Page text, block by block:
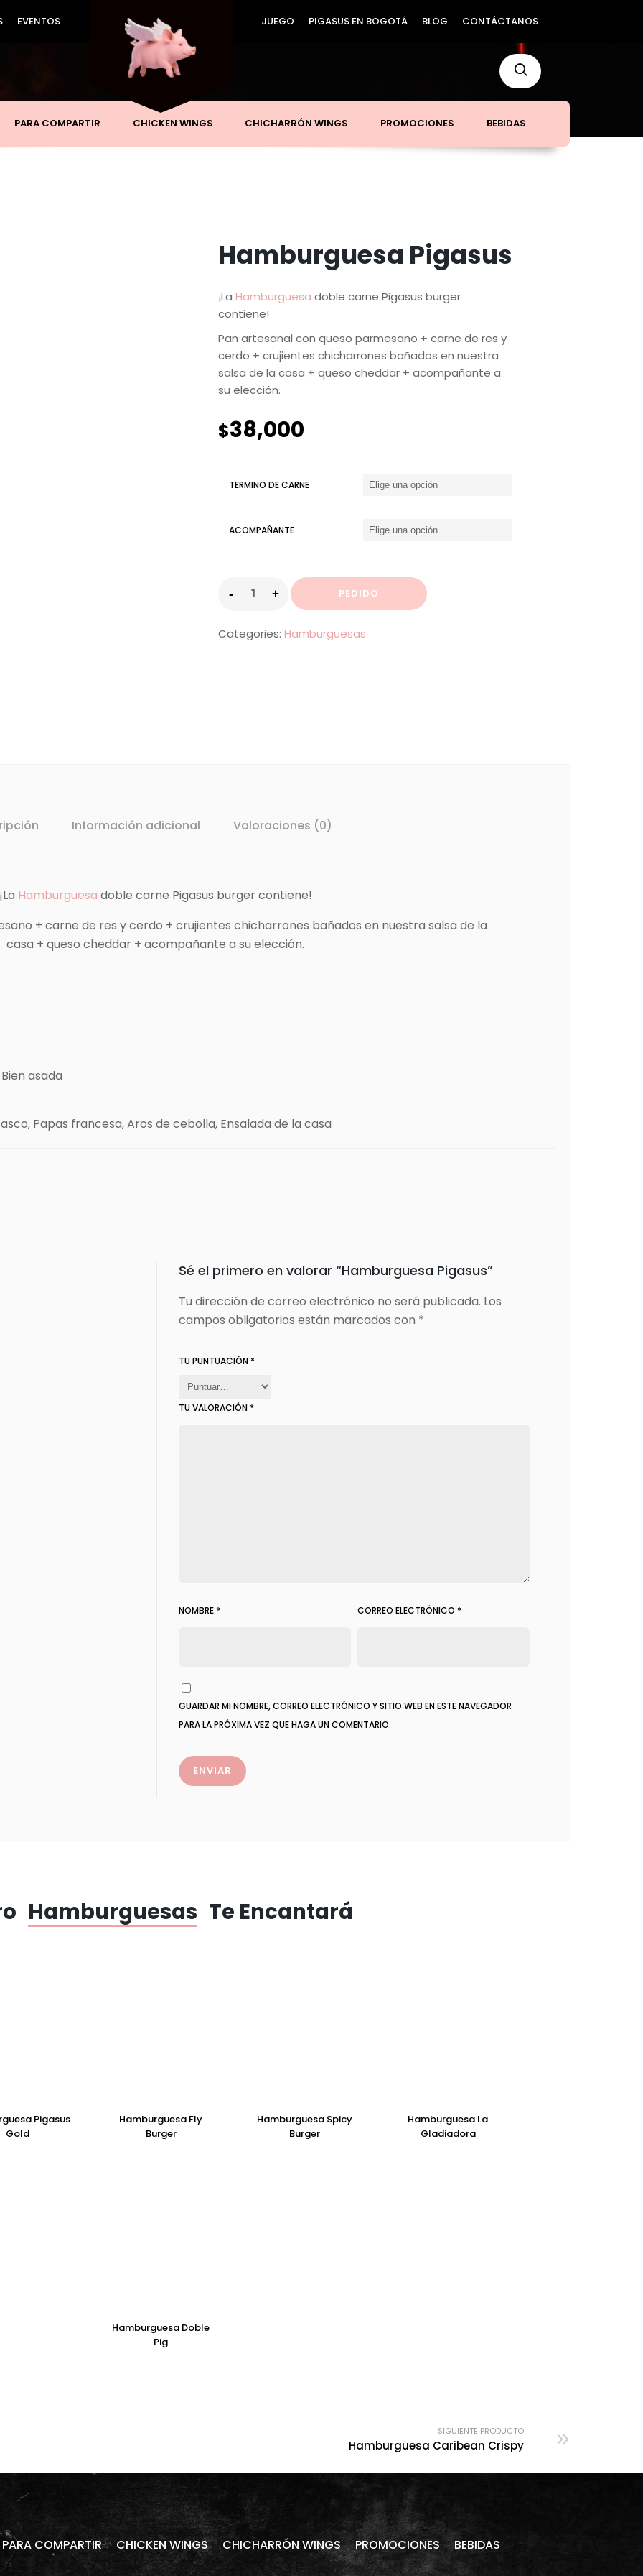
JUEGO PIGASUS EN BOGOTÁ BLOG CONTÁCTANOS
EVENTOS
PARA COMPARTIR CHICKEN WINGS CHICHARRÓN WINGS PROMOCIONES BEBIDAS
Hamburguesa Pigasus
¡La Hamburguesa doble carne Pigasus burger
contiene!
Pan artesanal con queso parmesano + carne de res y
cerdo + crujientes chicharrones bañados en nuestra
salsa de la casa + queso cheddar + acompañante a
su elección.
$38,000
TERMINO DE CARNE
ACOMPAÑANTE
PEDIDO
Categories: Hamburguesas
Información adicional Valoraciones (0)
Hamburguesa doble carne Pigasus burger contiene!
+ carne de res y cerdo + crujientes chicharrones bañados en nuestra salsa de la
casa + queso cheddar + acompañante a su elección.
asada
Papas francesa, Aros de cebolla, Ensalada de la casa
Sé el primero en valorar “Hamburguesa Pigasus”
Tu dirección de correo electrónico no será publicada. Los
campos obligatorios están marcados con *
TU PUNTUACIÓN *
TU VALORACIÓN *
NOMBRE * CORREO ELECTRÓNICO *
GUARDAR MI NOMBRE, CORREO ELECTRÓNICO Y SITIO WEB EN ESTE NAVEGADOR
PARA LA PRÓXIMA VEZ QUE HAGA UN COMENTARIO.
Hamburguesas Te Encantará
Pigasus
Gold
Hamburguesa Fly
Burger
Hamburguesa Spicy
Burger
Hamburguesa La
Gladiadora
Hamburguesa Doble
Pig
SIGUIENTE PRODUCTO
Hamburguesa Caribean Crispy
PARA COMPARTIR CHICKEN WINGS CHICHARRÓN WINGS PROMOCIONES BEBIDAS